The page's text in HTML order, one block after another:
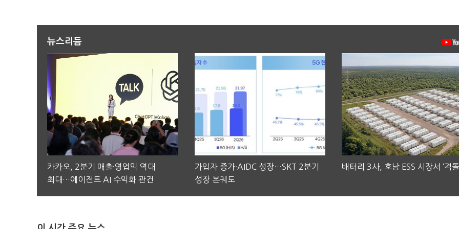
뉴스리듬
카카오, 2분기 매출·영업익 역대
최대…에이전트 AI 수익화 관건
가입자 증가·AIDC 성장…SKT 2분기
성장 본궤도
배터리 3사, 호남 ESS 시장서 ‘격돌